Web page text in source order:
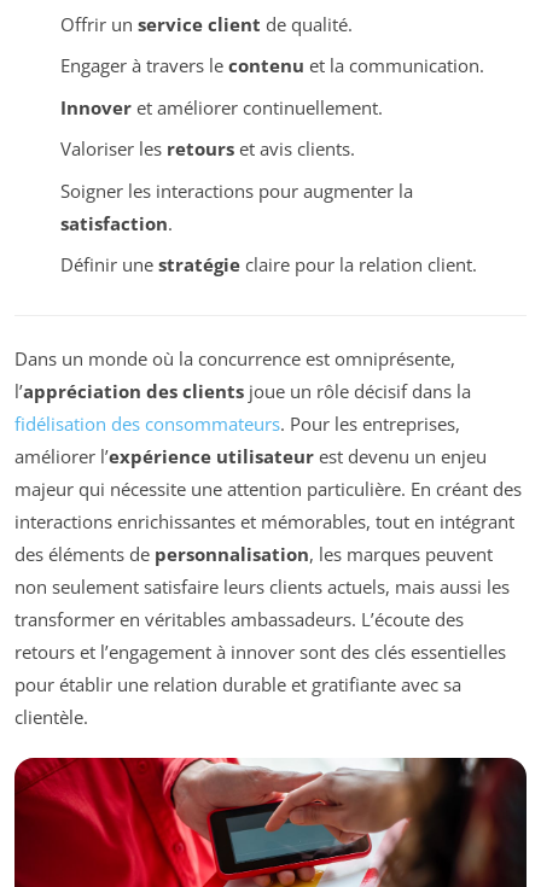
Offrir un service client de qualité.
Engager à travers le contenu et la communication.
Innoveret améliorer continuellement.
Valoriser les retourset avis clients.
Soigner les interactions pour augmenter la
satisfaction.
Définir une stratégieclaire pour la relation client.
Dans un monde où la concurrence est omniprésente,
l’appréciation des clients joue un rôle décisif dans la
fidélisation des consommateurs. Pour les entreprises,
améliorer l’expérience utilisateur est devenu un enjeu
majeur qui nécessite une attention particulière. En créant des
interactions enrichissantes et mémorables, tout en intégrant
des éléments de personnalisation, les marques peuvent
non seulement satisfaire leurs clients actuels, mais aussi les
transformer en véritables ambassadeurs. L’écoute des
retours et l’engagement à innover sont des clés essentielles
pour établir une relation durable et gratifiante avec sa
clientèle.